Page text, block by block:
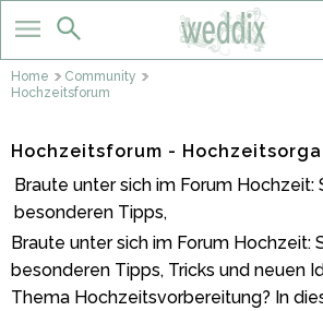
Home
Community
Hochzeitsforum
Hochzeitsforum -
Braute unter sich im Forum Hochzeit:
besonderen Tipps,
Braute unter sich im Forum Hochzeit:
besonderen Tipps, Tricks und neuen
Thema Hochzeitsvorbereitung? In